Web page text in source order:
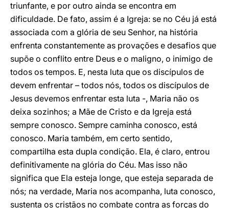
triunfante, e por outro ainda se encontra em
dificuldade. De fato, assim é a Igreja: se no Céu já está
associada com a glória de seu Senhor, na história
enfrenta constantemente as provações e desafios que
supõe o conflito entre Deus e o maligno, o inimigo de
todos os tempos. E, nesta luta que os discípulos de
devem enfrentar – todos nós, todos os discípulos de
Jesus devemos enfrentar esta luta -, Maria não os
deixa sozinhos; a Mãe de Cristo e da Igreja está
sempre conosco. Sempre caminha conosco, está
conosco. Maria também, em certo sentido,
compartilha esta dupla condição. Ela, é claro, entrou
definitivamente na glória do Céu. Mas isso não
significa que Ela esteja longe, que esteja separada de
nós; na verdade, Maria nos acompanha, luta conosco,
sustenta os cristãos no combate contra as forças do